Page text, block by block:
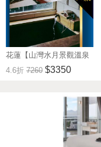
花蓮【山灣水月景觀溫泉
會館】景觀雙人房一泊一
食住宿券(MO)
4.6折 7260 $3350